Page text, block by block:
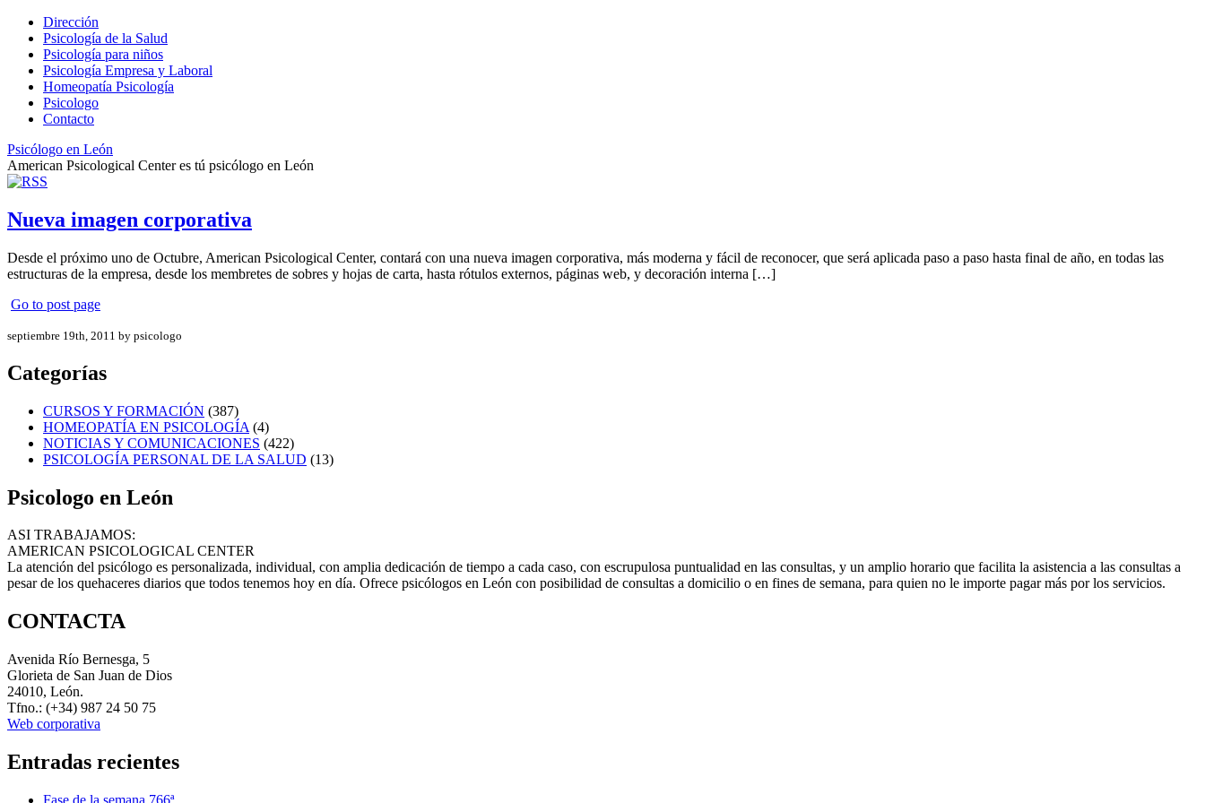
Dirección
Psicología de la Salud
Psicología para niños
Psicología Empresa y Laboral
Homeopatía Psicología
Psicologo
Contacto
Psicólogo en León
American Psicological Center es tú psicólogo en León
Nueva imagen corporativa
Desde el próximo uno de Octubre, American Psicological Center, contará con una nueva imagen corporativa, más moderna y fácil de reconocer, que será aplicada paso a paso hasta final de año, en todas las
estructuras de la empresa, desde los membretes de sobres y hojas de carta, hasta rótulos externos, páginas web, y decoración interna […]
Go to post page
septiembre 19th, 2011 by psicologo
Categorías
CURSOS Y FORMACIÓN (387)
HOMEOPATÍA EN PSICOLOGÍA (4)
NOTICIAS Y COMUNICACIONES (422)
PSICOLOGÍA PERSONAL DE LA SALUD (13)
Psicologo en León
ASI TRABAJAMOS:
AMERICAN PSICOLOGICAL CENTER
La atención del psicólogo es personalizada, individual, con amplia dedicación de tiempo a cada caso, con escrupulosa puntualidad en las consultas, y un amplio horario que facilita la asistencia a las consultas a
pesar de los quehaceres diarios que todos tenemos hoy en día. Ofrece psicólogos en León con posibilidad de consultas a domicilio o en fines de semana, para quien no le importe pagar más por los servicios.
CONTACTA
Avenida Río Bernesga, 5
Glorieta de San Juan de Dios
24010, León.
Tfno.: (+34) 987 24 50 75
Web corporativa
Entradas recientes
Fase de la semana 766ª